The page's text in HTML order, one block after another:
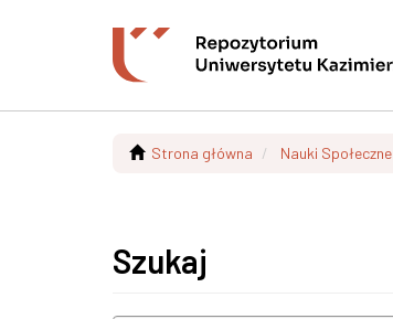
Strona główna Nauki Społeczne
Szukaj